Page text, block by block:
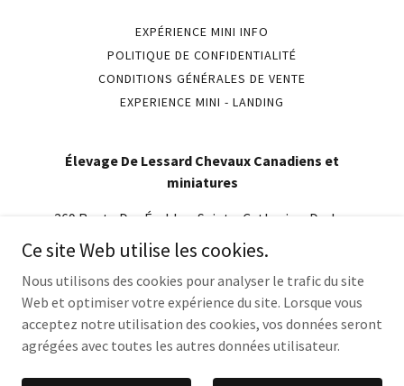
EXPÉRIENCE MINI INFO
POLITIQUE DE CONFIDENTIALITÉ
CONDITIONS GÉNÉRALES DE VENTE
EXPERIENCE MINI - LANDING
Élevage De Lessard Chevaux Canadiens et
miniatures
269 Route Des Érables, Sainte-Catherine-De-La-
Jacques-Cartier, Quebec, Canada
418-580-3281
Copyright © 2026 Élevage De Lessard Chevaux Canadiens et
miniatures - Tous droits réservés.
Ce site Web utilise les cookies.
Nous utilisons des cookies pour analyser le trafic du site
Web et optimiser votre expérience du site. Lorsque vous
acceptez notre utilisation des cookies, vos données seront
agrégées avec toutes les autres données utilisateur.